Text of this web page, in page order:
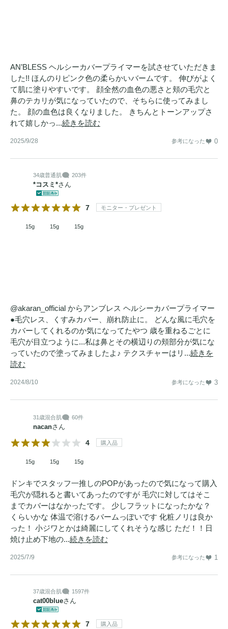
AN’BLESS ヘルシーカバープライマーを試させていただきま
した!! ほんのりピンク色の柔らかいバームです。 伸びがよく
て肌に塗りやすいです。 顔全然の血色の悪さと頬の毛穴と
鼻のテカリが気になっていたので、そちらに使ってみまし
た。 顔の血色は良くなりました。 きちんとトーンアップさ
れて嬉しかっ...続きを読む
2025/9/28 参考になった 0
34歳普通肌 203件
*コスミ*さん
7 モニター・プレゼント
15g 15g 15g
@akaran_official からアンブレス ヘルシーカバープライマー
●毛穴レス、くすみカバー、崩れ防止に。 どんな風に毛穴を
カバーしてくれるのか気になってたやつ 歳を重ねるごとに
毛穴が目立つように...私は鼻とその横辺りの頬部分が気にな
っていたので塗ってみましたよ♪ テクスチャーはリ...続きを
読む
2024/8/10 参考になった 3
31歳混合肌 60件
nacanさん
4 購入品
15g 15g 15g
ドンキでスタッフ一推しのPOPがあったので気になって購入
毛穴が隠れると書いてあったのですが 毛穴に対してはそこ
までカバーはなかったです。 少しフラットになったかな？
くらいかな 体温で溶けるバームっぽいです 化粧ノリは良か
った！ 小ジワとかは綺麗にしてくれそうな感じ ただ！！日
焼け止め下地の...続きを読む
2025/7/9 参考になった 1
37歳混合肌 1597件
cat00blueさん
7 購入品